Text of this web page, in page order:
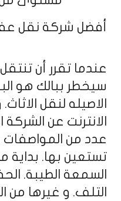
أفضل شركة نقل
عندما تقرر أن
سيخطر ببالك هو
الاصيله لنقل
الانترنت عن
عدد من
تستعين بها. بداية
السمعة الطيبة.
التلف. و غيرها من